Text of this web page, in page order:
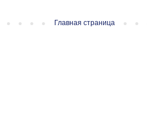
Главная страница